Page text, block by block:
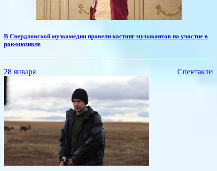
В Свердловской музкомедии провели кастинг музыкантов на участие в
рок-мюзикле
28 января Спектакли